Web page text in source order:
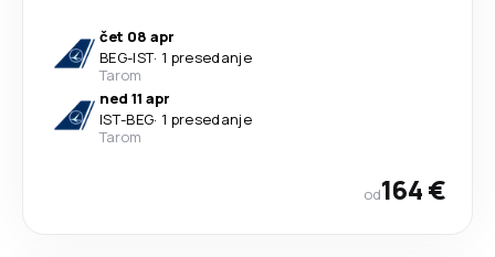
čet 08 apr
BEG-IST· 1 presedanje
Tarom
ned 11 apr
IST-BEG· 1 presedanje
Tarom
od164 €